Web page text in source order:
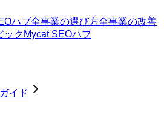
ハブ全事業の選び方全事業の改善
ック Mycat SEOハブ
イド